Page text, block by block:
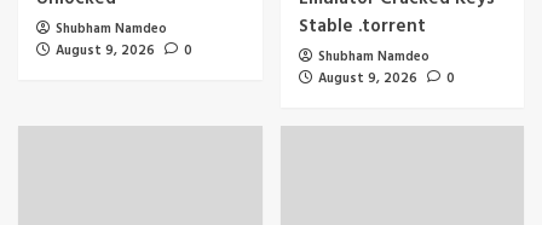
Shubham Namdeo
August 9, 2026
0
Stable .torrent
Shubham Namdeo
August 9, 2026
0